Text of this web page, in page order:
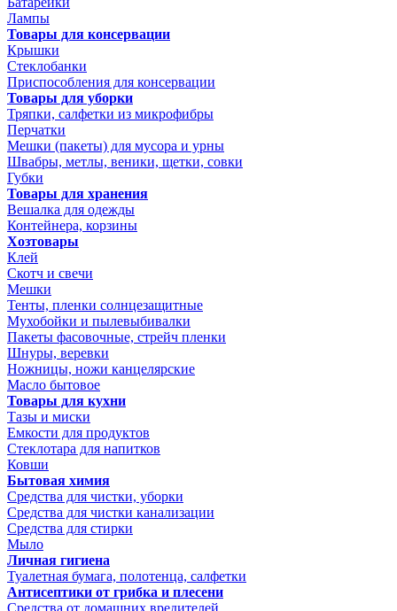
Лампы
Товары для консервации
Крышки
Стеклобанки
Приспособления для консервации
Товары для уборки
Тряпки, салфетки из микрофибры
Перчатки
Мешки (пакеты) для мусора и урны
Швабры, метлы, веники, щетки, совки
Губки
Товары для хранения
Вешалка для одежды
Контейнера, корзины
Хозтовары
Клей
Скотч и свечи
Мешки
Тенты, пленки солнцезащитные
Мухобойки и пылевыбивалки
Пакеты фасовочные, стрейч пленки
Шнуры, веревки
Ножницы, ножи канцелярские
Масло бытовое
Товары для кухни
Тазы и миски
Емкости для продуктов
Стеклотара для напитков
Ковши
Бытовая химия
Средства для чистки, уборки
Средства для чистки канализации
Средства для стирки
Мыло
Личная гигиена
Туалетная бумага, полотенца, салфетки
Антисептики от грибка и плесени
Средства от домашних вредителей